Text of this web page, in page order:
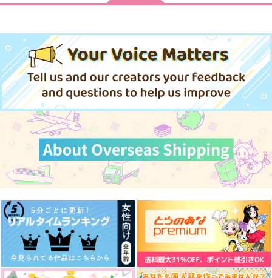
可燃物が2割
2,044円（税込）
二階堂大和×千
サンプル
作品詳細
なら
POSCO！
400
四葉環×逢坂壮五
MAIKA
1,100円 （税込）
千×百
サンプル